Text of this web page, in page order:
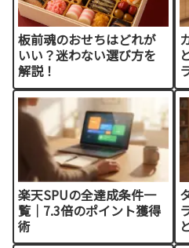
板前魂のおせちはどれが
いい？迷わない選び方を
解説！
楽天SPUの全達成条件一
覧｜7.3倍のポイント獲得
術